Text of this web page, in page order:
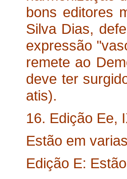
bons editores
Silva Dias,
expressão
remete ao
deve ter
atis).
16. Edição Ee,
Estão em
Edição E: